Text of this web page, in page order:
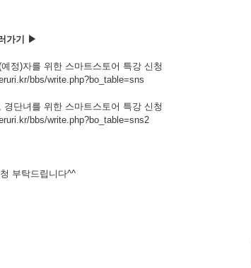
가기 ▶
정)자를 위한 스마트스토어 특강 신청
bbs/write.php?bo_table=sns
경단녀를 위한 스마트스토어 특강 신청
bbs/write.php?bo_table=sns2
부탁드립니다^^